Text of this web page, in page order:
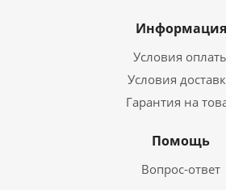
Информация
Условия
Условия
Гарантия на
Помощь
Вопрос-ответ